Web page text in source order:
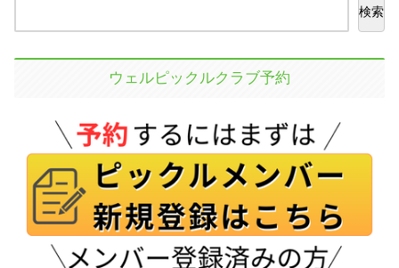
検索
ウェルピックルクラブ予約